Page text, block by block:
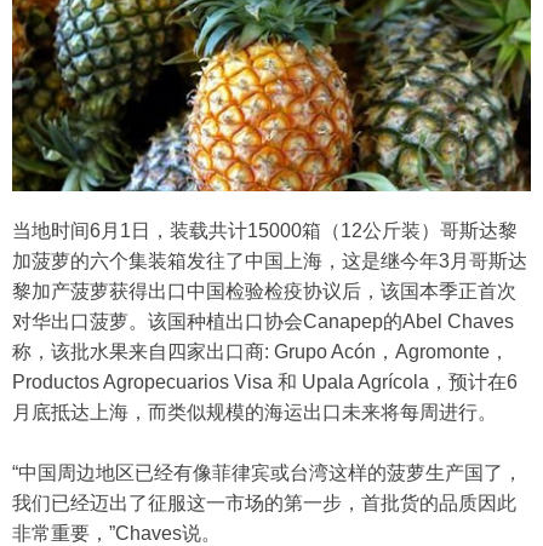
当地时间6月1日，装载共计15000箱（12公斤装）哥斯达黎
加菠萝的六个集装箱发往了中国上海，这是继今年3月哥斯达
黎加产菠萝获得出口中国检验检疫协议后，该国本季正首次
对华出口菠萝。该国种植出口协会Canapep的Abel Chaves
称，该批水果来自四家出口商: Grupo Acón，Agromonte，
Productos Agropecuarios Visa 和 Upala Agrícola，预计在6
月底抵达上海，而类似规模的海运出口未来将每周进行。
“中国周边地区已经有像菲律宾或台湾这样的菠萝生产国了，
我们已经迈出了征服这一市场的第一步，首批货的品质因此
非常重要，”Chaves说。